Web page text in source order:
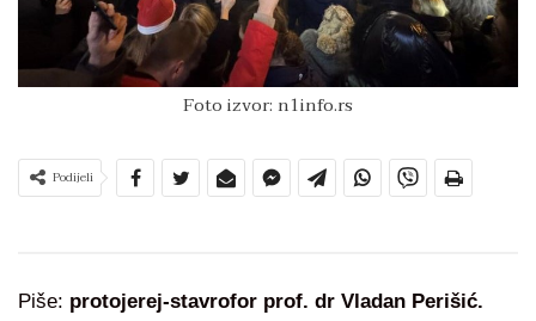
Foto izvor: n1info.rs
Podijeli
Piše: protojerej-stavrofor prof. dr Vladan Perišić.